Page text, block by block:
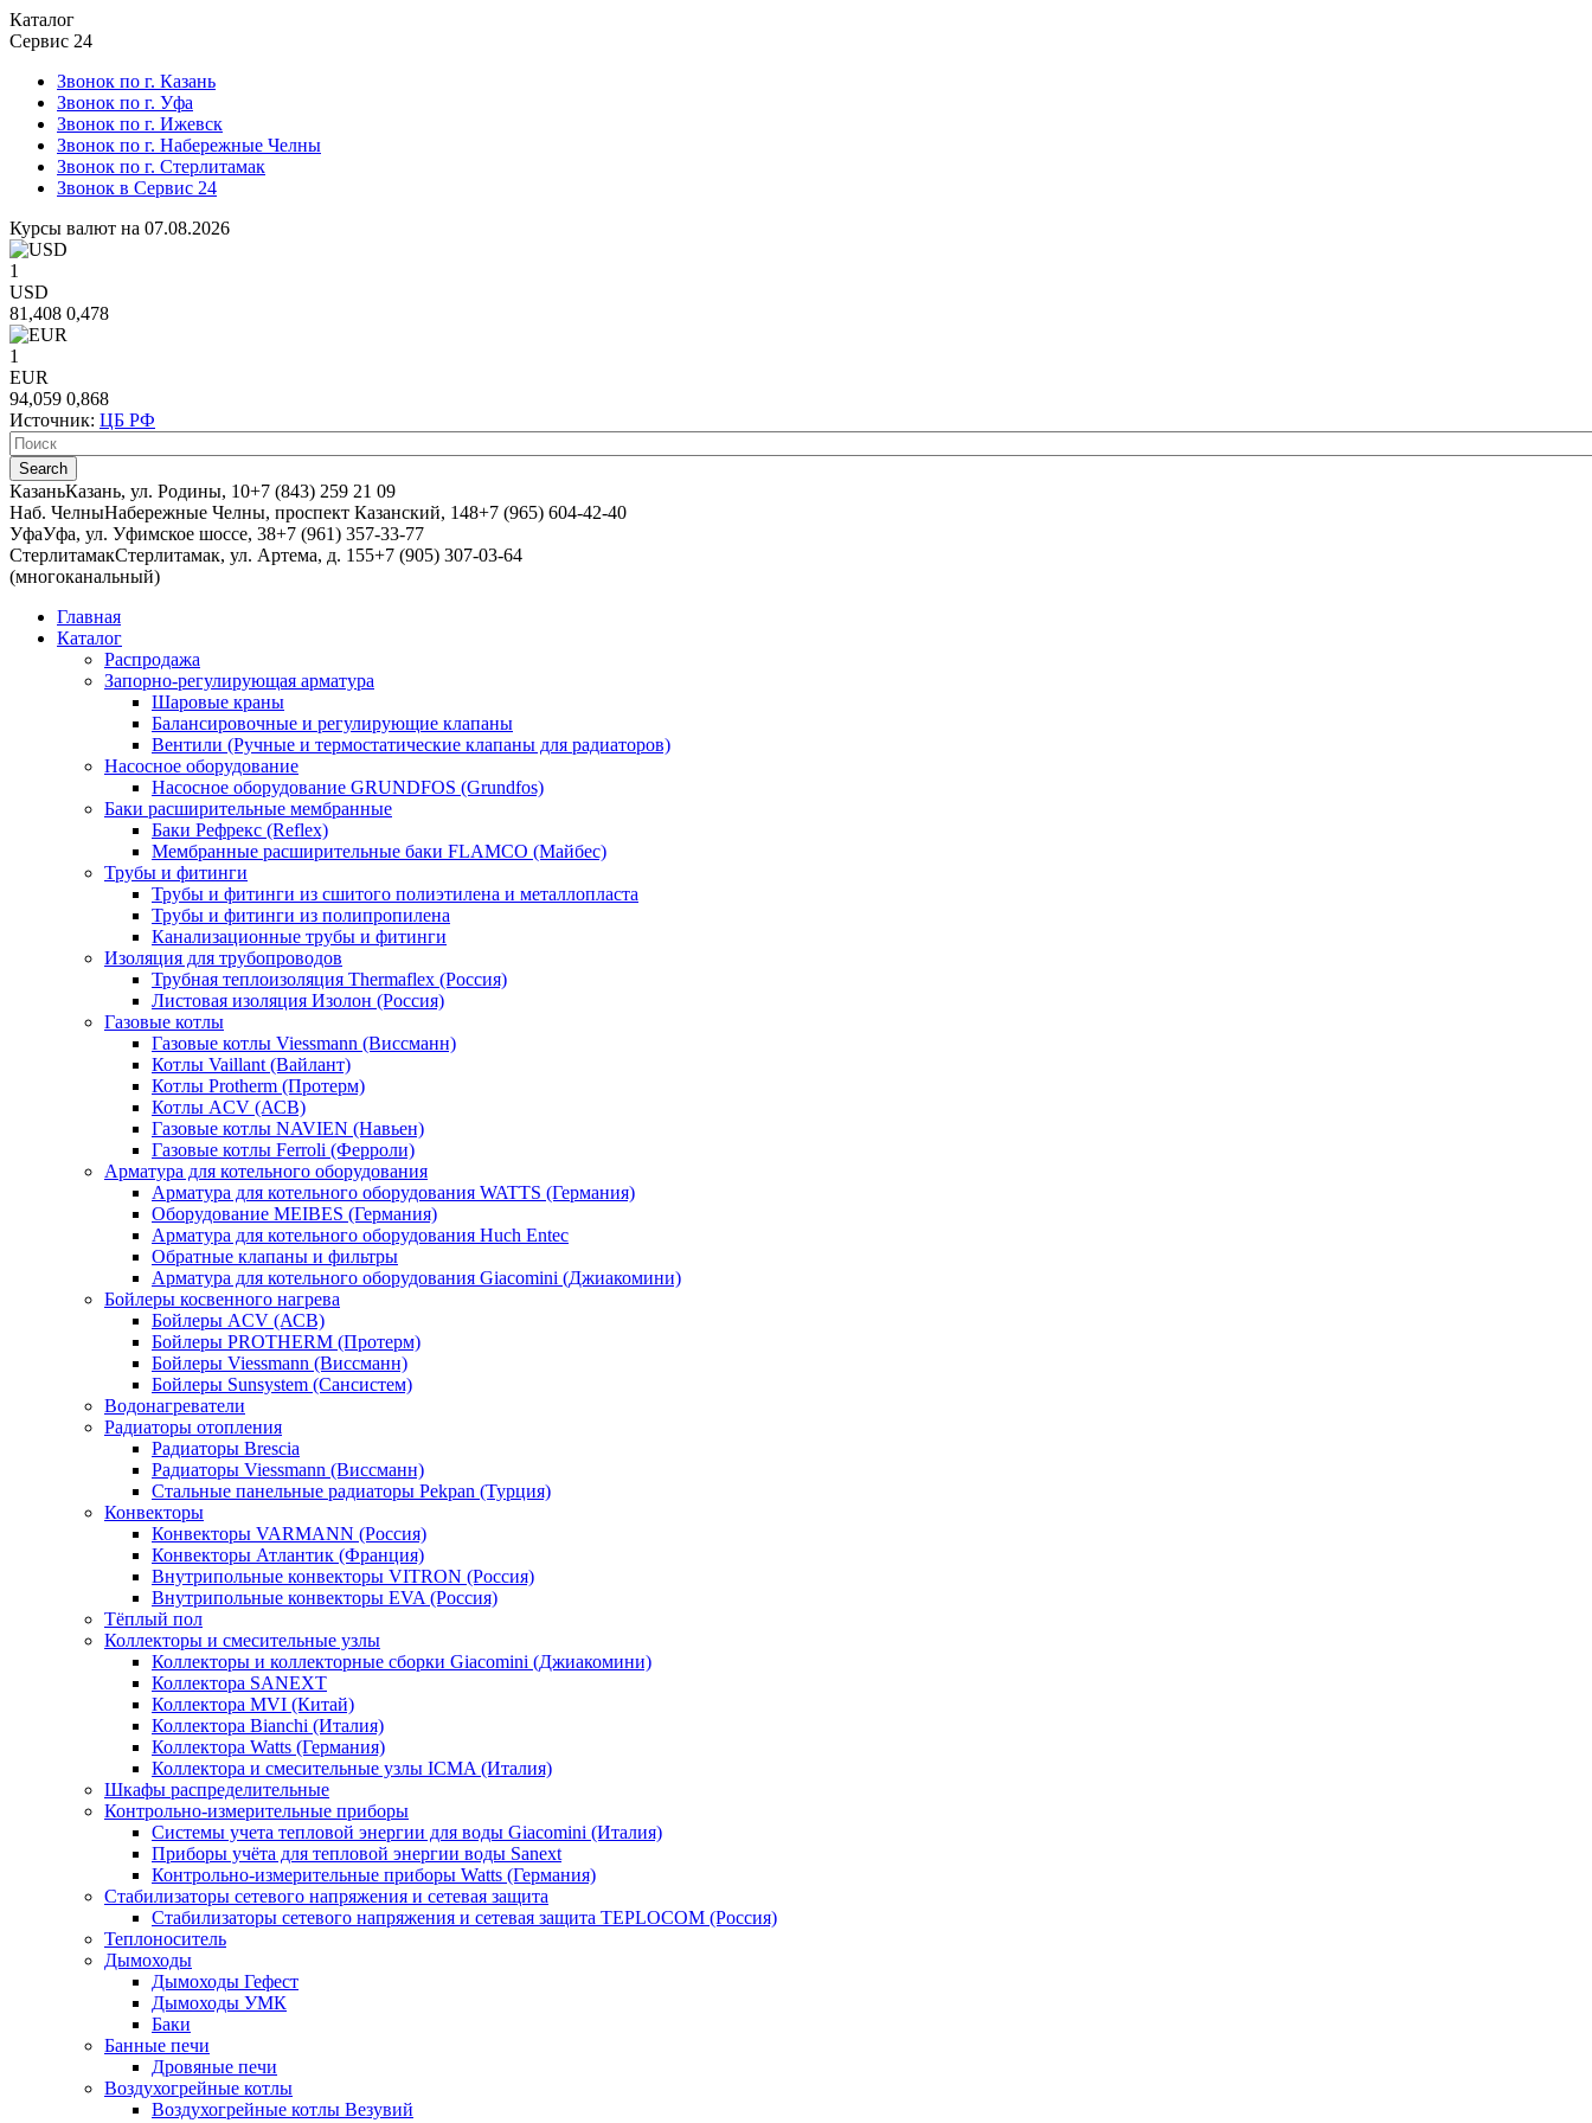
Каталог
Сервис 24
Звонок по г. Казань
Звонок по г. Уфа
Звонок по г. Ижевск
Звонок по г. Набережные Челны
Звонок по г. Стерлитамак
Звонок в Сервис 24
Курсы валют на 07.08.2026
1
USD
81,408 0,478
1
EUR
94,059 0,868
Источник: ЦБ РФ
КазаньКазань, ул. Родины, 10+7 (843) 259 21 09
Наб. ЧелныНабережные Челны, проспект Казанский, 148+7 (965) 604-42-40
УфаУфа, ул. Уфимское шоссе, 38+7 (961) 357-33-77
СтерлитамакСтерлитамак, ул. Артема, д. 155+7 (905) 307-03-64
(многоканальный)
Главная
Каталог
Распродажа
Запорно-регулирующая арматура
Шаровые краны
Балансировочные и регулирующие клапаны
Вентили (Ручные и термостатические клапаны для радиаторов)
Насосное оборудование
Насосное оборудование GRUNDFOS (Grundfos)
Баки расширительные мембранные
Баки Рефрекс (Reflex)
Мембранные расширительные баки FLAMCO (Майбес)
Трубы и фитинги
Трубы и фитинги из сшитого полиэтилена и металлопласта
Трубы и фитинги из полипропилена
Канализационные трубы и фитинги
Изоляция для трубопроводов
Трубная теплоизоляция Thermaflex (Россия)
Листовая изоляция Изолон (Россия)
Газовые котлы
Газовые котлы Viessmann (Виссманн)
Котлы Vaillant (Вайлант)
Котлы Protherm (Протерм)
Котлы ACV (АСВ)
Газовые котлы NAVIEN (Навьен)
Газовые котлы Ferroli (Ферроли)
Арматура для котельного оборудования
Арматура для котельного оборудования WATTS (Германия)
Оборудование MEIBES (Германия)
Арматура для котельного оборудования Huch Entec
Обратные клапаны и фильтры
Арматура для котельного оборудования Giacomini (Джиакомини)
Бойлеры косвенного нагрева
Бойлеры ACV (АСВ)
Бойлеры PROTHERM (Протерм)
Бойлеры Viessmann (Виссманн)
Бойлеры Sunsystem (Сансистем)
Водонагреватели
Радиаторы отопления
Радиаторы Brescia
Радиаторы Viessmann (Виссманн)
Стальные панельные радиаторы Pekpan (Турция)
Конвекторы
Конвекторы VARMANN (Россия)
Конвекторы Атлантик (Франция)
Внутрипольные конвекторы VITRON (Россия)
Внутрипольные конвекторы EVA (Россия)
Тёплый пол
Коллекторы и смесительные узлы
Коллекторы и коллекторные сборки Giacomini (Джиакомини)
Коллектора SANEXT
Коллектора MVI (Китай)
Коллектора Bianchi (Италия)
Коллектора Watts (Германия)
Коллектора и смесительные узлы ICMA (Италия)
Шкафы распределительные
Контрольно-измерительные приборы
Системы учета тепловой энергии для воды Giacomini (Италия)
Приборы учёта для тепловой энергии воды Sanext
Контрольно-измерительные приборы Watts (Германия)
Стабилизаторы сетевого напряжения и сетевая защита
Стабилизаторы сетевого напряжения и сетевая защита TEPLOCOM (Россия)
Теплоноситель
Дымоходы
Дымоходы Гефест
Дымоходы УМК
Баки
Банные печи
Дровяные печи
Воздухогрейные котлы
Воздухогрейные котлы Везувий